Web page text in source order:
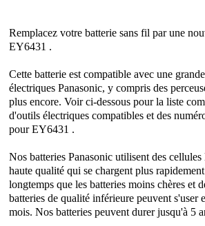
Remplacez votre batterie sans fil par une
EY6431 .
Cette batterie est compatible avec une
électriques Panasonic, y compris des
plus encore. Voir ci-dessous pour la liste
d'outils électriques compatibles et des
pour EY6431 .
Nos batteries Panasonic utilisent des
haute qualité qui se chargent plus
longtemps que les batteries moins chères et
batteries de qualité inférieure peuvent s'user
mois. Nos batteries peuvent durer jusqu'à 5